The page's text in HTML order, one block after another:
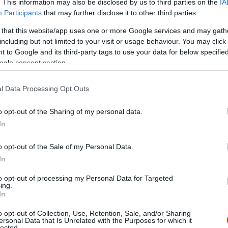
This information may also be disclosed by us to third parties on the
Participants that may further disclose it to other third parties.
that this website/app uses one or more Google services and may
but not limited to your visit or usage behaviour. You may
to Google and its third-party tags to use your data for below
consent section.
Data Processing Opt Outs
opt-out of the Sharing of my personal data.
opt-out of the Sale of my Personal Data.
opt-out of processing my Personal Data for Targeted
opt-out of Collection, Use, Retention, Sale, and/or Sharing
Data that Is Unrelated with the Purposes for which it
joprojām nevakcinējas. Vienkārši nesaprotu.
nevakcinētie. Ja jums ir pofig par sevi, tad
tomēr esam cilvēki nevis dzīvnieki. Dzīvnieki,
socvietnē.
– daži jautāja, cik un kas ir samaksājis
par to, ka mūziķis par šo sasāpējušo tēmu